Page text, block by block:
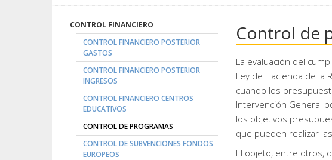
CONTROL FINANCIERO
CONTROL FINANCIERO POSTERIOR
GASTOS
CONTROL FINANCIERO POSTERIOR
INGRESOS
CONTROL FINANCIERO CENTROS
EDUCATIVOS
CONTROL DE PROGRAMAS
CONTROL DE SUBVENCIONES FONDOS
EUROPEOS
Control de
La evaluación del
Ley de Hacienda de la
cuando los
Intervención General
los objetivos
que pueden realizar
El objeto, entre otros,